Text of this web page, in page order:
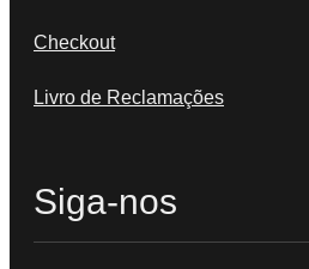
Checkout
Livro de Reclamações
Siga-nos